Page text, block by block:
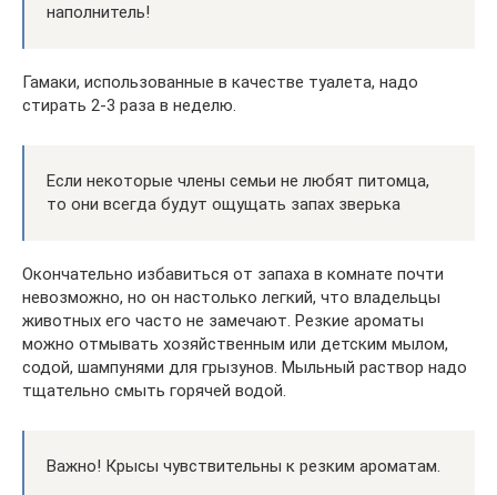
наполнитель!
Гамаки, использованные в качестве туалета, надо
стирать 2-3 раза в неделю.
Если некоторые члены семьи не любят питомца,
то они всегда будут ощущать запах зверька
Окончательно избавиться от запаха в комнате почти
невозможно, но он настолько легкий, что владельцы
животных его часто не замечают. Резкие ароматы
можно отмывать хозяйственным или детским мылом,
содой, шампунями для грызунов. Мыльный раствор надо
тщательно смыть горячей водой.
Важно! Крысы чувствительны к резким ароматам.